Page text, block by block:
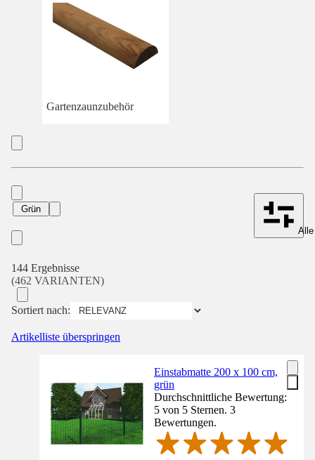
Gartenzaunzubehör
Grün
144 Ergebnisse
(462 VARIANTEN)
Sortiert nach:
Artikelliste überspringen
Einstabmatte 200 x 100 cm,
grün
Durchschnittliche Bewertung:
5 von 5 Sternen. 3
Bewertungen.